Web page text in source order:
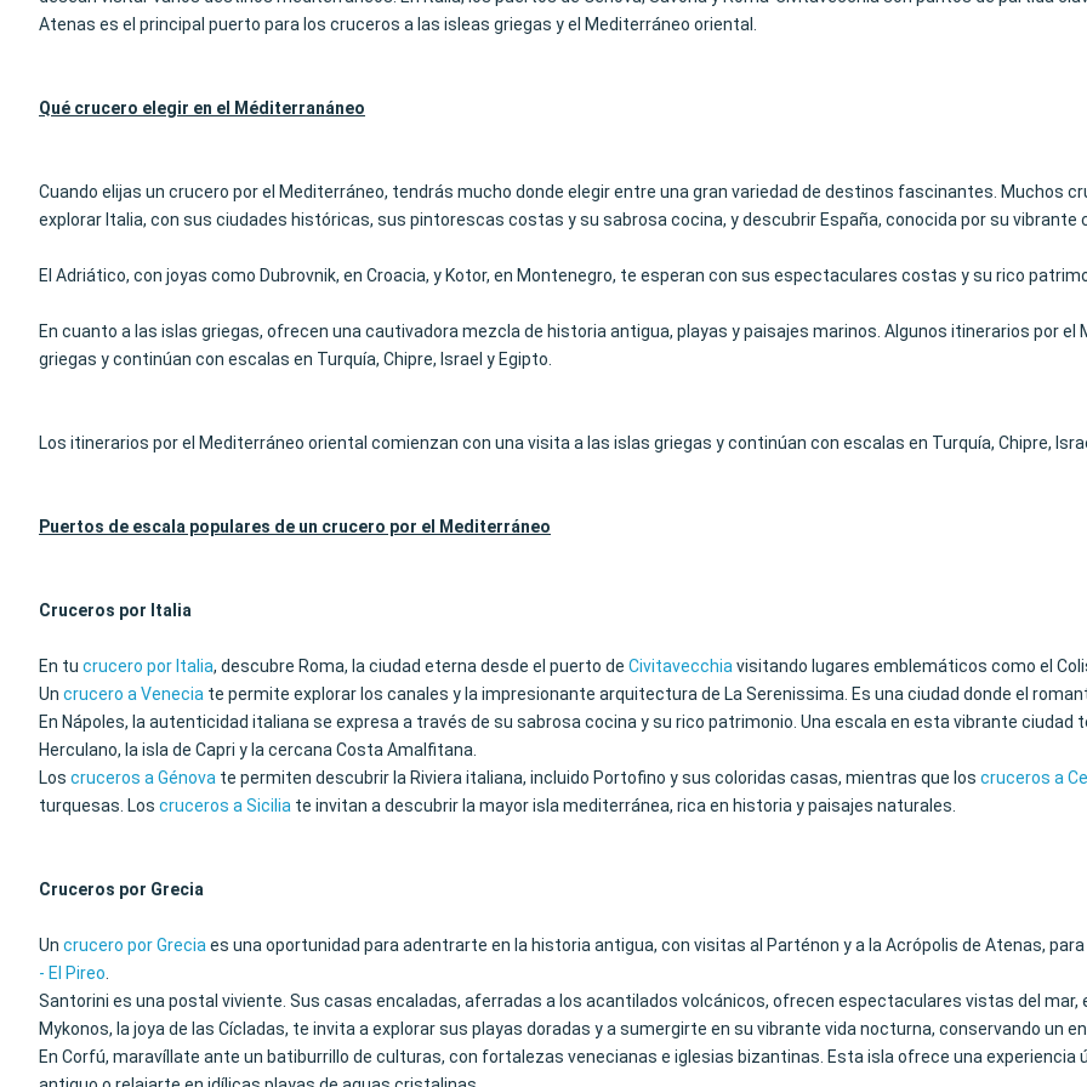
Atenas es el principal puerto para los cruceros a las isleas griegas y el Mediterráneo oriental.
Qué crucero elegir en el Méditerranáneo
Cuando elijas un crucero por el Mediterráneo, tendrás mucho donde elegir entre una gran variedad de destinos fascinantes. Muchos
explorar Italia, con sus ciudades históricas, sus pintorescas costas y su sabrosa cocina, y descubrir España, conocida por su vibrante
El Adriático, con joyas como Dubrovnik, en Croacia, y Kotor, en Montenegro, te esperan con sus espectaculares costas y su rico
En cuanto a las islas griegas, ofrecen una cautivadora mezcla de historia antigua, playas y paisajes marinos. Algunos itinerarios por
griegas y continúan con escalas en Turquía, Chipre, Israel y Egipto.
Los itinerarios por el Mediterráneo oriental comienzan con una visita a las islas griegas y continúan con escalas en Turquía, Chipre,
Puertos de escala populares de un crucero por el Mediterráneo
Cruceros por Italia
En tu crucero por Italia, descubre Roma, la ciudad eterna desde el puerto de Civitavecchia visitando lugares emblemáticos como el
Un crucero a Venecia te permite explorar los canales y la impresionante arquitectura de La Serenissima. Es una ciudad donde el
En Nápoles, la autenticidad italiana se expresa a través de su sabrosa cocina y su rico patrimonio. Una escala en esta vibrante
Herculano, la isla de Capri y la cercana Costa Amalfitana.
Los cruceros a Génova te permiten descubrir la Riviera italiana, incluido Portofino y sus coloridas casas, mientras que los cruceros a
turquesas. Los cruceros a Sicilia te invitan a descubrir la mayor isla mediterránea, rica en historia y paisajes naturales.
Cruceros por Grecia
Un crucero por Grecia es una oportunidad para adentrarte en la historia antigua, con visitas al Parténon y a la Acrópolis de Atenas,
- El Pireo
Santorini es una postal viviente. Sus casas encaladas, aferradas a los acantilados volcánicos, ofrecen espectaculares vistas del
Mykonos, la joya de las Cícladas, te invita a explorar sus playas doradas y a sumergirte en su vibrante vida nocturna, conservando un
En Corfú, maravíllate ante un batiburrillo de culturas, con fortalezas venecianas e iglesias bizantinas. Esta isla ofrece una